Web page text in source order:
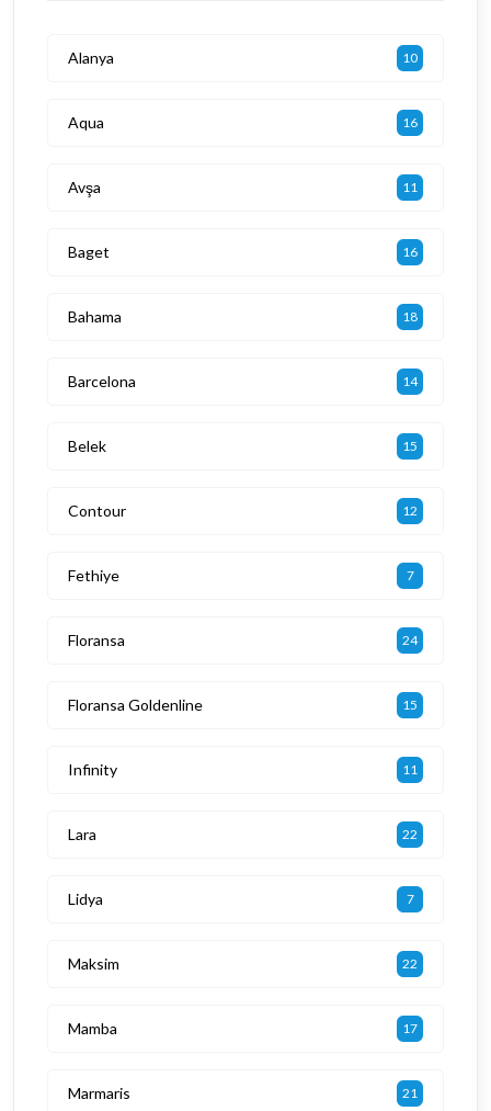
Alanya 10
Aqua 16
Avşa 11
Baget 16
Bahama 18
Barcelona 14
Belek 15
Contour 12
Fethiye 7
Floransa 24
Floransa Goldenline 15
Infinity 11
Lara 22
Lidya 7
Maksim 22
Mamba 17
Marmaris 21